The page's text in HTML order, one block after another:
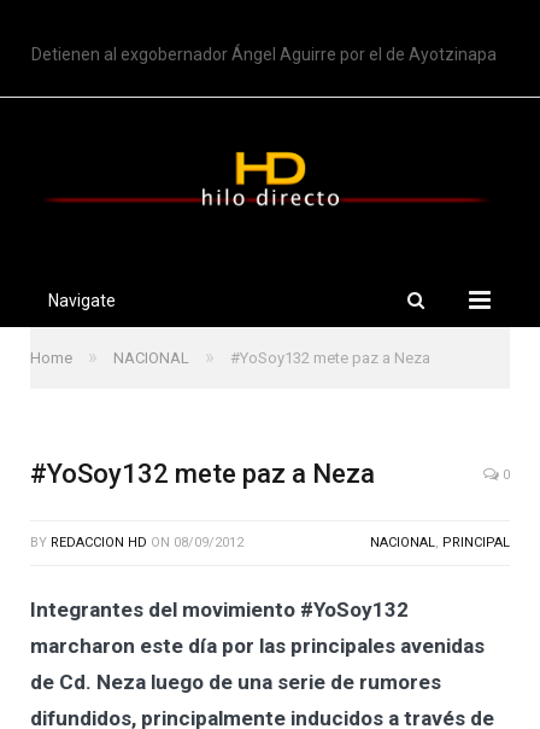
Detienen al exgobernador Ángel Aguirre por el de Ayotzinapa
Navigate
Home » NACIONAL » #YoSoy132 mete paz a Neza
#YoSoy132 mete paz a Neza 0
BY REDACCION HD ON 08/09/2012 NACIONAL, PRINCIPAL
Integrantes del movimiento #YoSoy132
marcharon este día por las principales avenidas
de Cd. Neza luego de una serie de rumores
difundidos, principalmente inducidos a través de